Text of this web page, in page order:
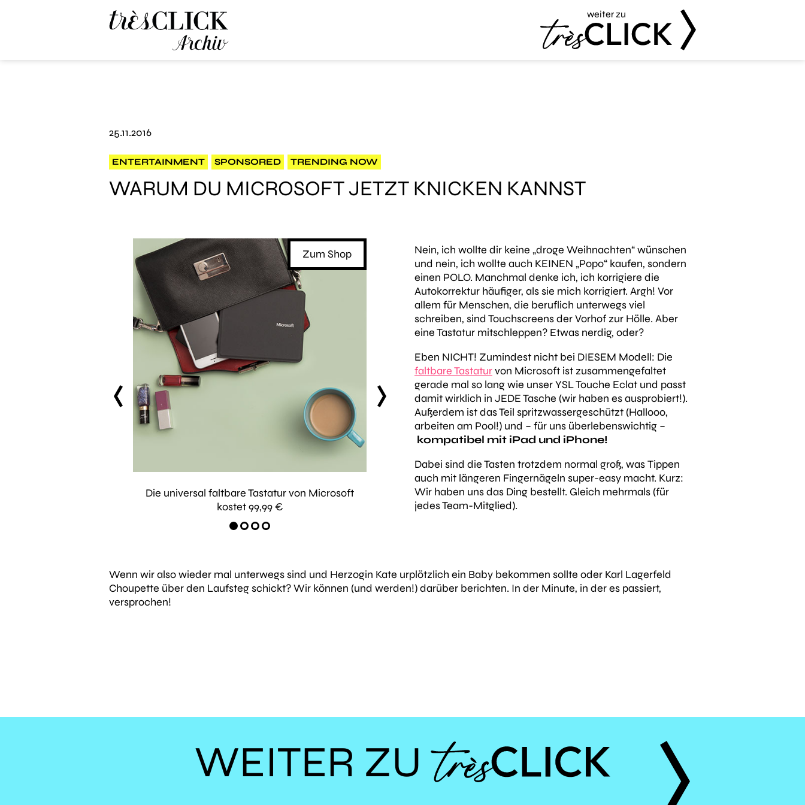
weiter zu
25.11.2016
ENTERTAINMENT SPONSORED TRENDING NOW
WARUM DU MICROSOFT JETZT KNICKEN KANNST
prev next
Zum Shop
Die universal faltbare Tastatur von Microsoft
kostet 99,99 €
Zum Shop
Sie passt in jede Handtasche Ja, auch in Mini-Bags
Nein, ich wollte dir keine „droge Weihnachten“ wünschen
und nein, ich wollte auch KEINEN „Popo“ kaufen, sondern
einen POLO. Manchmal denke ich, ich korrigiere die
Autokorrektur häufiger, als sie mich korrigiert. Argh! Vor
allem für Menschen, die beruflich unterwegs viel
schreiben, sind Touchscreens der Vorhof zur Hölle. Aber
eine Tastatur mitschleppen? Etwas nerdig, oder?
Eben NICHT! Zumindest nicht bei DIESEM Modell: Die
faltbare Tastaturvon Microsoft ist zusammengefaltet
gerade mal so lang wie unser YSL Touche Eclat und passt
damit wirklich in JEDE Tasche (wir haben es ausprobiert!).
Außerdem ist das Teil spritzwassergeschützt (Hallooo,
arbeiten am Pool!) und – für uns überlebenswichtig –
kompatibel mit iPad und iPhone!
Dabei sind die Tasten trotzdem normal groß, was Tippen
auch mit längeren Fingernägeln super-easy macht. Kurz:
Wir haben uns das Ding bestellt. Gleich mehrmals (für
jedes Team-Mitglied).
Wenn wir also wieder mal unterwegs sind und Herzogin Kate urplötzlich ein Baby bekommen sollte oder Karl Lagerfeld
Choupette über den Laufsteg schickt? Wir können (und werden!) darüber berichten. In der Minute, in der es passiert,
versprochen!
WEITER ZU